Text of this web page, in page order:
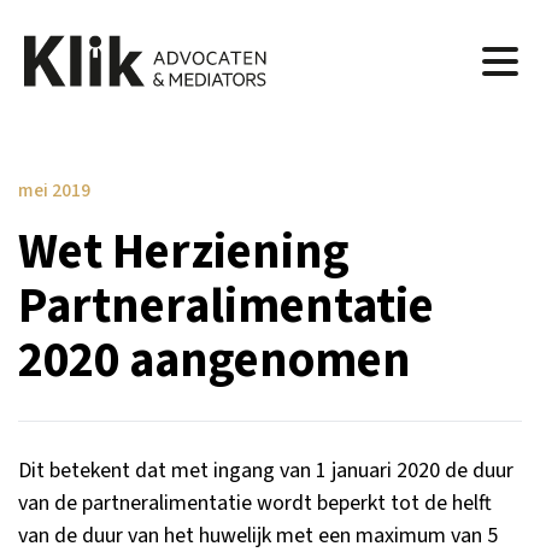
mei 2019
Wet Herziening
Partneralimentatie
2020 aangenomen
Dit betekent dat met ingang van 1 januari 2020 de duur
van de partneralimentatie wordt beperkt tot de helft
van de duur van het huwelijk met een maximum van 5